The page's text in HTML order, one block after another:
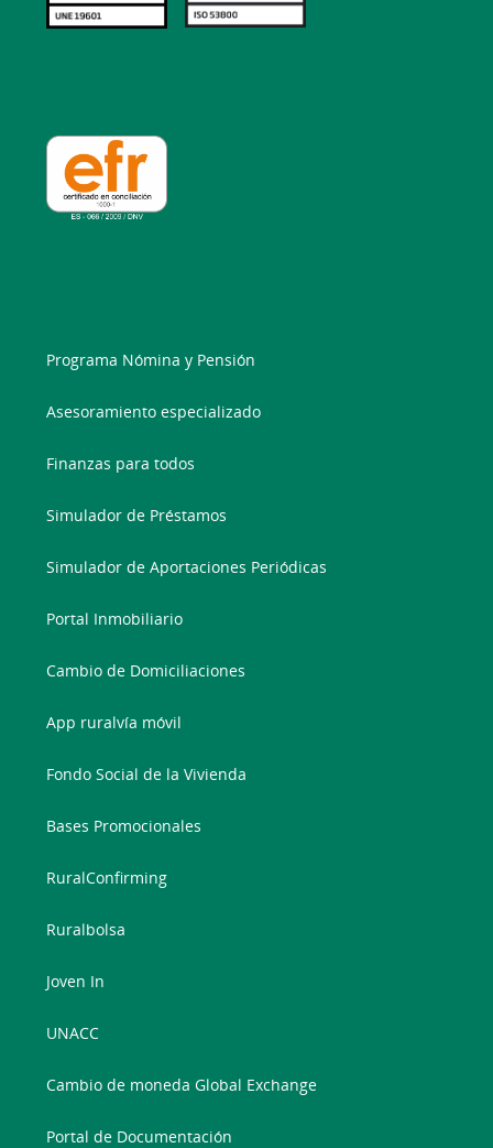
Programa Nómina y Pensión
Asesoramiento especializado
Finanzas para todos
Simulador de Préstamos
Simulador de Aportaciones Periódicas
Portal Inmobiliario
Cambio de Domiciliaciones
App ruralvía móvil
Fondo Social de la Vivienda
Bases Promocionales
RuralConfirming
Ruralbolsa
Joven In
UNACC
Cambio de moneda Global Exchange
Portal de Documentación